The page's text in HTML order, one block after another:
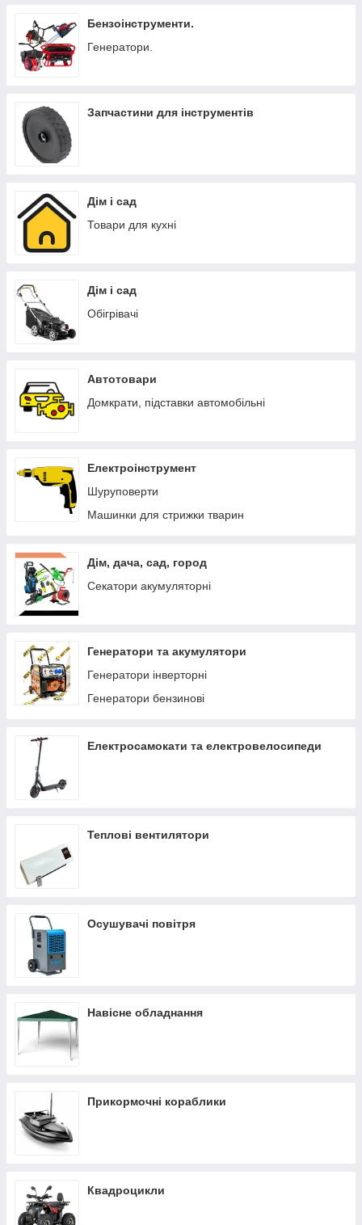
Бензоінструменти.
Генератори.
Запчастини для інструментів
Дім і сад
Товари для кухні
Дім і сад
Обігрівачі
Автотовари
Домкрати, підставки автомобільні
Електроінструмент
Шуруповерти
Машинки для стрижки тварин
Дім, дача, сад, город
Секатори акумуляторні
Генератори та акумулятори
Генератори інверторні
Генератори бензинові
Електросамокати та електровелосипеди
Теплові вентилятори
Осушувачі повітря
Навісне обладнання
Прикормочні кораблики
Квадроцикли